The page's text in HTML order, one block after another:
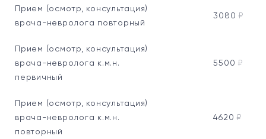
Прием (осмотр, консультация)
врача-невролога повторный
3080 ₽
Прием (осмотр, консультация)
врача-невролога к.м.н.
первичный
5500 ₽
Прием (осмотр, консультация)
врача-невролога к.м.н.
повторный
4620 ₽